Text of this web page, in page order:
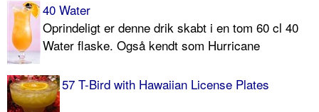
40 Water
Oprindeligt er denne drik skabt i en tom 60 cl 40
Water flaske. Også kendt som Hurricane
57 T-Bird with Hawaiian License Plates